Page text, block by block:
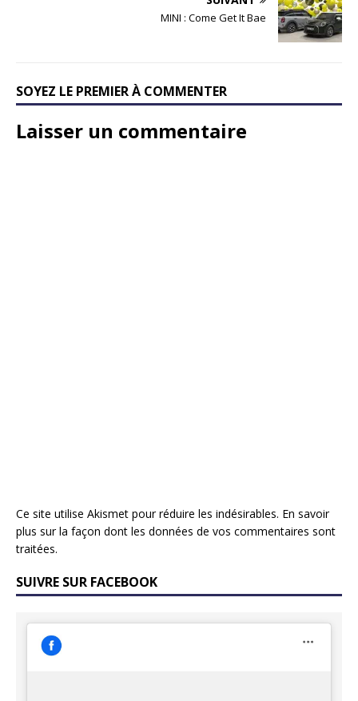
MINI : Come Get It Bae
SOYEZ LE PREMIER À COMMENTER
Laisser un commentaire
Ce site utilise Akismet pour réduire les indésirables. En savoir
plus sur la façon dont les données de vos commentaires sont
traitées.
SUIVRE SUR FACEBOOK